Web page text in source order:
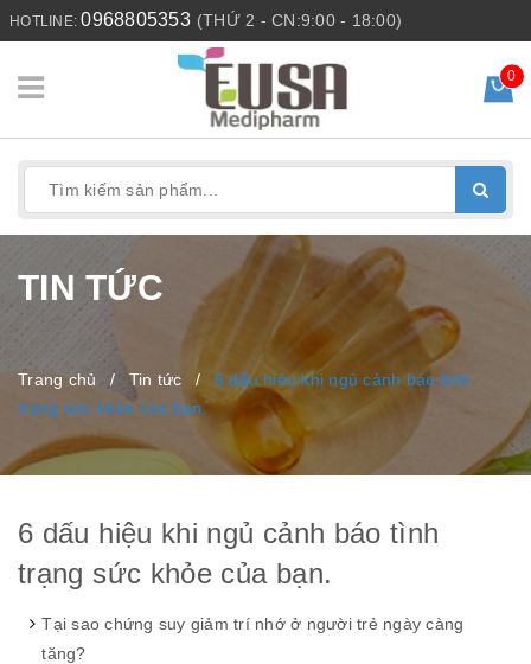
HOTLINE:0968805353 (THỨ 2 - CN:9:00 - 18:00)
0
TIN TỨC
Trang chủ / Tin tức /
6 dấu hiệu khi ngủ cảnh báo tình
trạng sức khỏe của bạn.
6 dấu hiệu khi ngủ cảnh báo tình
trạng sức khỏe của bạn.
Tại sao chứng suy giảm trí nhớ ở người trẻ ngày càng
tăng?